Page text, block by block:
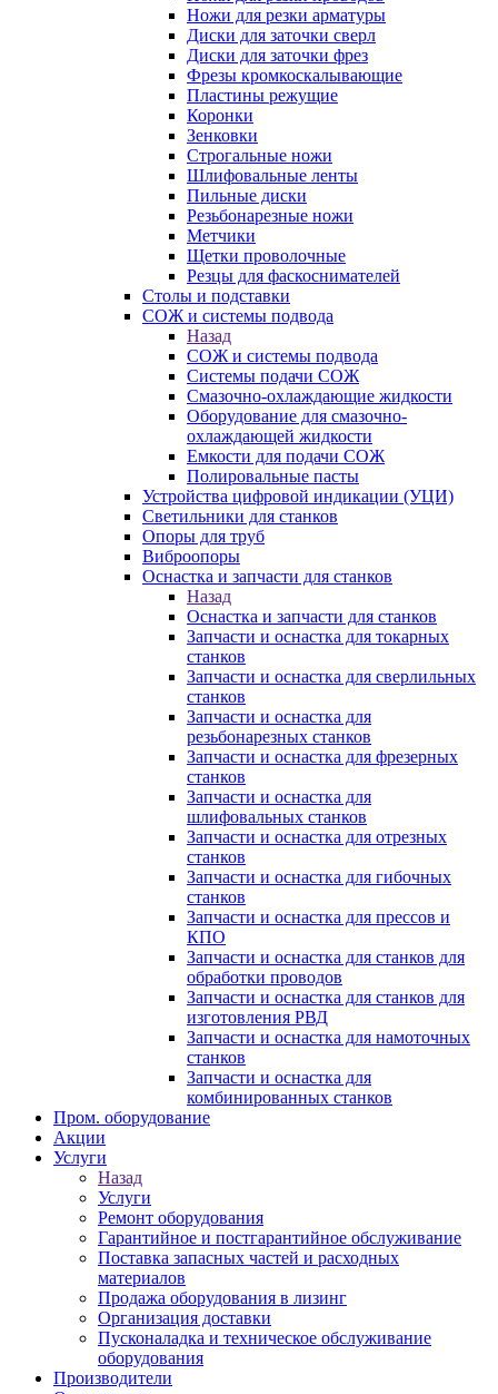
Ножи для резки арматуры
Диски для заточки сверл
Диски для заточки фрез
Фрезы кромкоскалывающие
Пластины режущие
Коронки
Зенковки
Строгальные ножи
Шлифовальные ленты
Пильные диски
Резьбонарезные ножи
Метчики
Щетки проволочные
Резцы для фаскоснимателей
Столы и подставки
СОЖ и системы подвода
Назад
СОЖ и системы подвода
Системы подачи СОЖ
Смазочно-охлаждающие жидкости
Оборудование для смазочно-
охлаждающей жидкости
Емкости для подачи СОЖ
Полировальные пасты
Устройства цифровой индикации (УЦИ)
Светильники для станков
Опоры для труб
Виброопоры
Оснастка и запчасти для станков
Назад
Оснастка и запчасти для станков
Запчасти и оснастка для токарных
станков
Запчасти и оснастка для сверлильных
станков
Запчасти и оснастка для
резьбонарезных станков
Запчасти и оснастка для фрезерных
станков
Запчасти и оснастка для
шлифовальных станков
Запчасти и оснастка для отрезных
станков
Запчасти и оснастка для гибочных
станков
Запчасти и оснастка для прессов и
КПО
Запчасти и оснастка для станков для
обработки проводов
Запчасти и оснастка для станков для
изготовления РВД
Запчасти и оснастка для намоточных
станков
Запчасти и оснастка для
комбинированных станков
Пром. оборудование
Акции
Услуги
Назад
Услуги
Ремонт оборудования
Гарантийное и постгарантийное обслуживание
Поставка запасных частей и расходных
материалов
Продажа оборудования в лизинг
Организация доставки
Пусконаладка и техническое обслуживание
оборудования
Производители